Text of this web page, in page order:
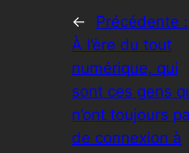
←
Précédente :
À l’ère du tout
numérique, qui
sont ces gens
n’ont toujours
de connexion à